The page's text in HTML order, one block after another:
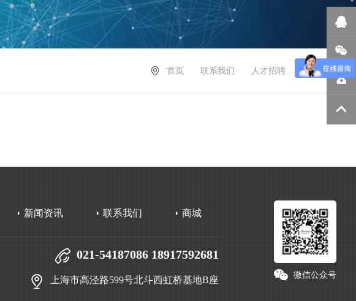
首页 联系我们 人才招聘 校园招聘
微信公众号
新闻资讯 联系我们 商城
021-54187086 18917592681
上海市高泾路599号北斗西虹桥基地B座